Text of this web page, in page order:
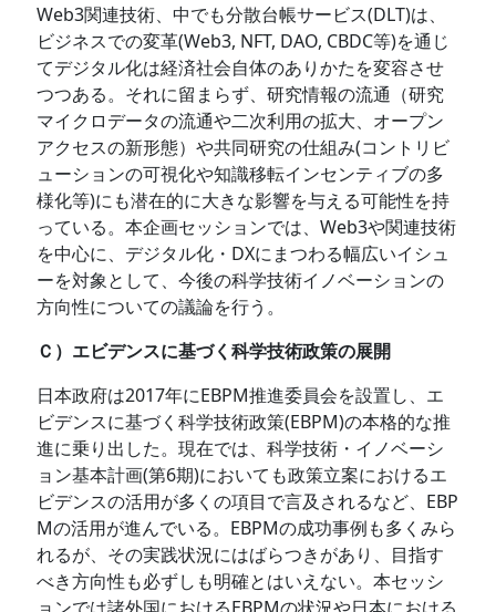
Web3関連技術、中でも分散台帳サービス(DLT)は、
ビジネスでの変革(Web3, NFT, DAO, CBDC等)を通じ
てデジタル化は経済社会自体のありかたを変容させ
つつある。それに留まらず、研究情報の流通（研究
マイクロデータの流通や二次利用の拡大、オープン
アクセスの新形態）や共同研究の仕組み(コントリビ
ューションの可視化や知識移転インセンティブの多
様化等)にも潜在的に大きな影響を与える可能性を持
っている。本企画セッションでは、Web3や関連技術
を中心に、デジタル化・DXにまつわる幅広いイシュ
ーを対象として、今後の科学技術イノベーションの
方向性についての議論を行う。
Ｃ）エビデンスに基づく科学技術政策の展開
日本政府は2017年にEBPM推進委員会を設置し、エ
ビデンスに基づく科学技術政策(EBPM)の本格的な推
進に乗り出した。現在では、科学技術・イノベーシ
ョン基本計画(第6期)においても政策立案におけるエ
ビデンスの活用が多くの項目で言及されるなど、EBP
Mの活用が進んでいる。EBPMの成功事例も多くみら
れるが、その実践状況にはばらつきがあり、目指す
べき方向性も必ずしも明確とはいえない。本セッシ